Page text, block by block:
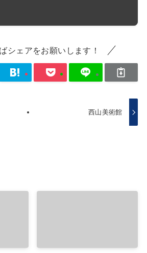
シェアをお願いします！
西山美術館